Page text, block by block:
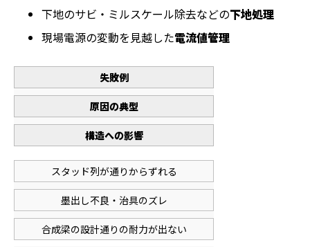
下地のサビ・ミルスケール除去などの下地処理
現場電源の変動を見越した電流値管理
失敗例
原因の典型
構造への影響
スタッド列が通りからずれる
墨出し不良・治具のズレ
合成梁の設計通りの耐力が出ない